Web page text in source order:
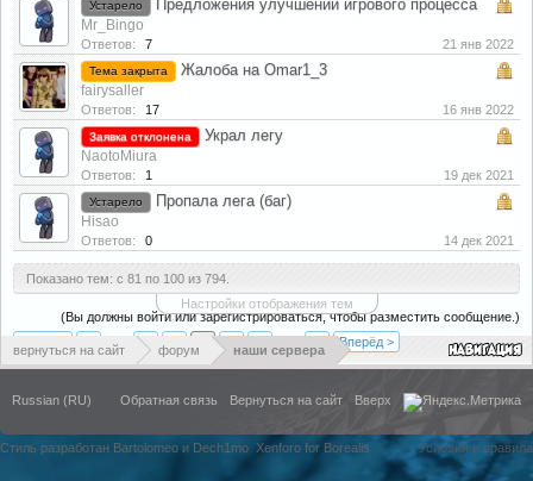
Устарело Предложения улучшении игрового процесса
Mr_Bingo
Ответов: 7 21 янв 2022
Тема закрыта Жалоба на Omar1_3
fairysaller
Ответов: 17 16 янв 2022
Заявка отклонена Украл легу
NaotoMiura
Ответов: 1 19 дек 2021
Устарело Пропала лега (баг)
Hisao
Ответов: 0 14 дек 2021
Показано тем: с 81 по 100 из 794.
Настройки отображения тем
(Вы должны войти или зарегистрироваться, чтобы разместить сообщение.)
← 3 Вперёд >
вернуться на сайт форум наши сервера
Russian (RU) Обратная связь Вернуться на сайт Вверх
Стиль разработан Bartolomeo и Dech1mo Xenforo for Borealis Условия и правила